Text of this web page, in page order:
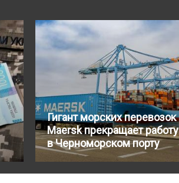
Гигант морских перевозок
Maersk прекращает работу
в Черноморском порту